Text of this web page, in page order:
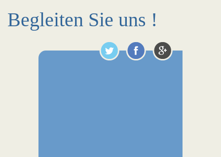
Begleiten Sie uns !